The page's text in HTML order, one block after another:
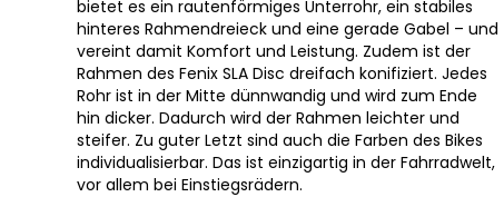
bietet es ein rautenförmiges Unterrohr, ein stabiles
hinteres Rahmendreieck und eine gerade Gabel – und
vereint damit Komfort und Leistung. Zudem ist der
Rahmen des Fenix SLA Disc dreifach konifiziert. Jedes
Rohr ist in der Mitte dünnwandig und wird zum Ende
hin dicker. Dadurch wird der Rahmen leichter und
steifer. Zu guter Letzt sind auch die Farben des Bikes
individualisierbar. Das ist einzigartig in der Fahrradwelt,
vor allem bei Einstiegsrädern.